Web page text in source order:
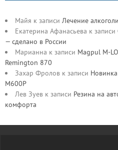
Майя к записи Лечение
Екатерина Афанасьева к записи
— сделано в России
Марианна к записи Magpul M-
Remington 870
Захар Фролов к записи
M600P
Лев Зуев к записи Резина на
комфорта